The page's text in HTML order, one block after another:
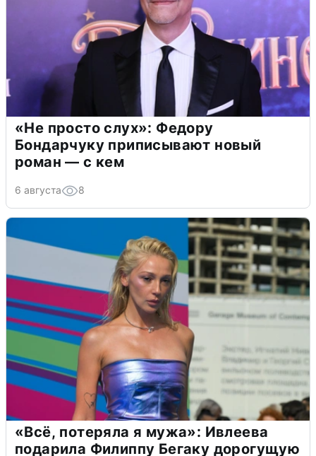
«Не просто слух»: Федору
Бондарчуку приписывают новый
роман — с кем
6 августа 8
«Всё, потеряла я мужа»: Ивлеева
подарила Филиппу Бегаку дорогущую